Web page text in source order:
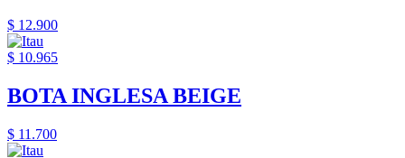
$ 12.900
$ 10.965
BOTA INGLESA BEIGE
$ 11.700